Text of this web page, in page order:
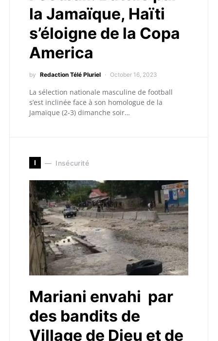
la Jamaïque, Haïti
s’éloigne de la Copa
America
by Redaction Télé Pluriel October 16, 2023
La sélection nationale masculine de football
s’est inclinée face à son homologue de la
Jamaïque (2-3) dimanche soir…
I Insécurité
Mariani envahi par
des bandits de
Village de Dieu et de